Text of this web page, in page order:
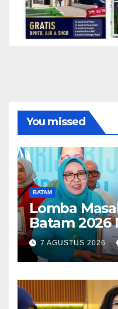
You missed
BATAM
Lomba
Batam 2026
Makan Ikan
7 AGUSTUS 2026